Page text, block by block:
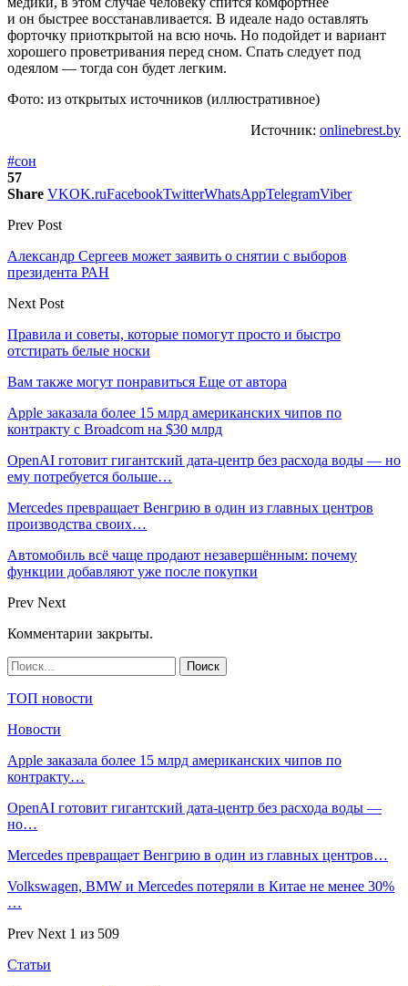
и он быстрее восстанавливается. В идеале надо оставлять
форточку приоткрытой на всю ночь. Но подойдет и вариант
хорошего проветривания перед сном. Спать следует под
одеялом — тогда сон будет легким.
Фото: из открытых источников (иллюстративное)
Источник: onlinebrest.by
#сон
57
Share VKOK.ruFacebookTwitterWhatsAppTelegramViber
Prev Post
Александр Сергеев может заявить о снятии с выборов
президента РАН
Next Post
Правила и советы, которые помогут просто и быстро
отстирать белые носки
Вам также могут понравиться Еще от автора
Apple заказала более 15 млрд американских чипов по
контракту с Broadcom на $30 млрд
OpenAI готовит гигантский дата-центр без расхода воды — но
ему потребуется больше…
Mercedes превращает Венгрию в один из главных центров
производства своих…
Автомобиль всё чаще продают незавершённым: почему
функции добавляют уже после покупки
Prev Next
Комментарии закрыты.
ТОП новости
Новости
Apple заказала более 15 млрд американских чипов по
контракту…
OpenAI готовит гигантский дата-центр без расхода воды —
но…
Mercedes превращает Венгрию в один из главных центров…
Volkswagen, BMW и Mercedes потеряли в Китае не менее 30%
…
Prev Next 1 из 509
Статьи